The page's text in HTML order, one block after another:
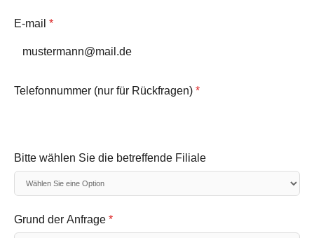
E-mail *
Telefonnummer (nur für Rückfragen) *
Bitte wählen Sie die betreffende Filiale
Grund der Anfrage *